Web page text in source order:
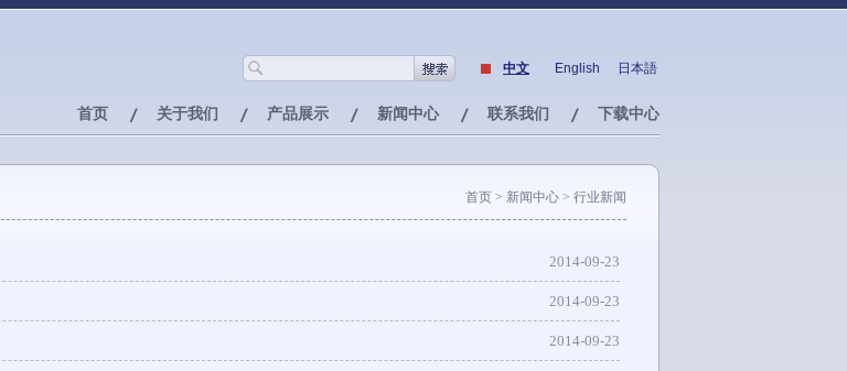
中文 English 日本語
首页 关于我们 产品展示 新闻中心 联系我们 下载中心
首页 > 新闻中心 > 行业新闻
2014-09-23
2014-09-23
2014-09-23